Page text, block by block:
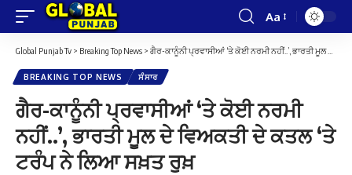
Font
Resizer
Aa
Global Punjab Tv > Breaking Top News > ਗੈਰ-ਕਾਨੂੰਨੀ ਪ੍ਰਵਾਸੀਆਂ ‘ਤੇ ਕੋਈ ਨਰਮੀ ਨਹੀਂ..’, ਭਾਰਤੀ ਮੂਲ ਦੇ ਵਿਅਕਤੀ ਦੇ ਕਤਲ ‘ਤੇ ਟਰੰਪ ਨੇ ਲਿਆ ਸਖ਼ਤ ਰੁਖ਼
BREAKING TOP NEWS ਸੰਸਾਰ
ਗੈਰ-ਕਾਨੂੰਨੀ ਪ੍ਰਵਾਸੀਆਂ ‘ਤੇ ਕੋਈ ਨਰਮੀ
ਨਹੀਂ..’, ਭਾਰਤੀ ਮੂਲ ਦੇ ਵਿਅਕਤੀ ਦੇ ਕਤਲ ‘ਤੇ
ਟਰੰਪ ਨੇ ਲਿਆ ਸਖ਼ਤ ਰੁਖ਼